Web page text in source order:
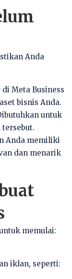
Anda
Meta Business
bisnis Anda.
untuk
Anda memiliki
dan menarik
memulai:
iklan, seperti: